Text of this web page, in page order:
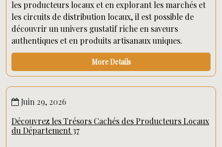
les producteurs locaux et en explorant les marchés et
les circuits de distribution locaux, il est possible de
découvrir un univers gustatif riche en saveurs
authentiques et en produits artisanaux uniques.
More Details
Juin 29, 2026
Découvrez les Trésors Cachés des Producteurs Locaux
du Département 37